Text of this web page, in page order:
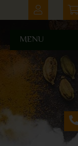
MENU